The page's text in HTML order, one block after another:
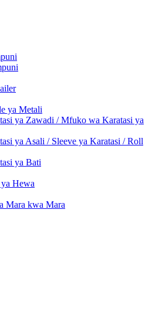
ya Metali
ya Zawadi / Mfuko wa Karatasi ya
ya Asali / Sleeve ya Karatasi / Roll
ya Bati
Hewa
Mara kwa Mara